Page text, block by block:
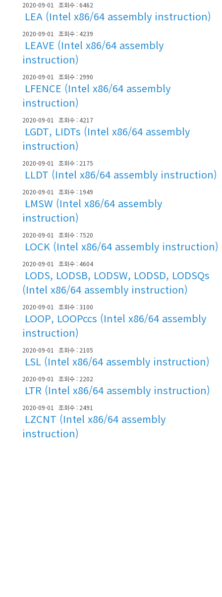
2020-09-01 조회수 : 6462
LEA (Intel x86/64 assembly instruction)
2020-09-01 조회수 : 4239
LEAVE (Intel x86/64 assembly
instruction)
2020-09-01 조회수 : 2990
LFENCE (Intel x86/64 assembly
instruction)
2020-09-01 조회수 : 4217
LGDT, LIDTs (Intel x86/64 assembly
instruction)
2020-09-01 조회수 : 2175
LLDT (Intel x86/64 assembly instruction)
2020-09-01 조회수 : 1949
LMSW (Intel x86/64 assembly
instruction)
2020-09-01 조회수 : 7520
LOCK (Intel x86/64 assembly instruction)
2020-09-01 조회수 : 4604
LODS, LODSB, LODSW, LODSD, LODSQs
(Intel x86/64 assembly instruction)
2020-09-01 조회수 : 3100
LOOP, LOOPccs (Intel x86/64 assembly
instruction)
2020-09-01 조회수 : 2105
LSL (Intel x86/64 assembly instruction)
2020-09-01 조회수 : 2202
LTR (Intel x86/64 assembly instruction)
2020-09-01 조회수 : 2491
LZCNT (Intel x86/64 assembly
instruction)